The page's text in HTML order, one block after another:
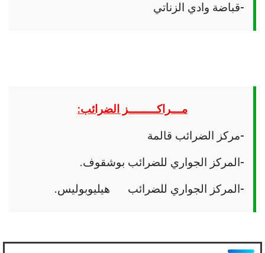
-قباضة وادي الزناتي
مـــراكــــــــز الضرائب:
-مركز الضرائب قالمة
-المركز الجواري للضرائب بوشقوف.
-المركز الجواري للضرائب هيليوبوليس.